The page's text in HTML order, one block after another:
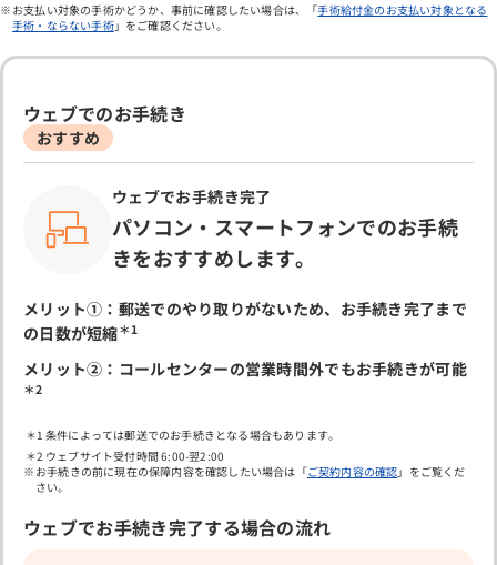
お支払い対象の手術かどうか、事前に確認したい場合は、「手術給付金のお支払い対象となる
手術・ならない手術」をご確認ください。
ウェブでのお手続き
おすすめ
ウェブでお手続き完了
パソコン・スマートフォンでのお手続
きをおすすめします。
メリット①：郵送でのやり取りがないため、お手続き完了まで
の日数が短縮＊1
メリット②：コールセンターの営業時間外でもお手続きが可能
＊2
条件によっては郵送でのお手続きとなる場合もあります。
ウェブサイト受付時間 6:00-翌2:00
お手続きの前に現在の保障内容を確認したい場合は「ご契約内容の確認」をご覧くだ
さい。
ウェブでお手続き完了する場合の流れ